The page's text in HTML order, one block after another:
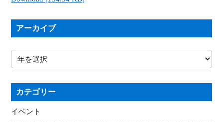
アーカイブ
カテゴリー
イベント